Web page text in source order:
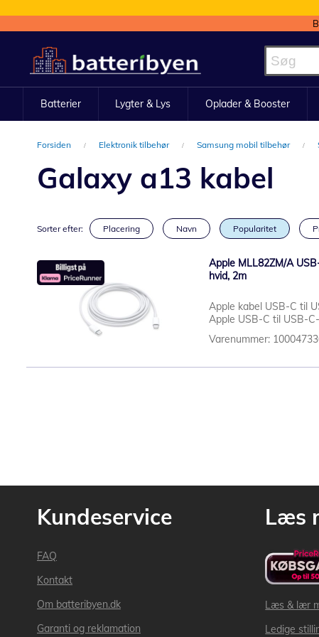
to
Content
Batterier Lygter & Lys Oplader & Booster
Forsiden Elektronik tilbehør Samsung mobil tilbehør
Galaxy a13 kabel
Sorter efter: Placering Navn Popularitet
Apple MLL82ZM/A
hvid, 2m
Apple kabel USB-C til
Apple USB-C til USB-
Varenummer:
Kundeservice
FAQ
Kontakt
Om batteribyen.dk
Garanti og reklamation
Læs
Læs & lær
Ledige